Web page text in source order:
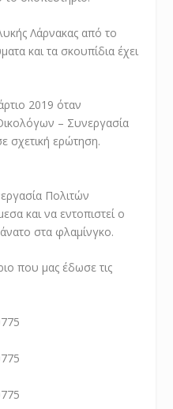
Λάρνακας από το
και τα σκουπίδια έχει
2019 όταν
– Συνεργασία
σχετική ερώτηση.
Πολιτών
και να εντοπιστεί ο
στα φλαμίνγκο.
που μας έδωσε τις